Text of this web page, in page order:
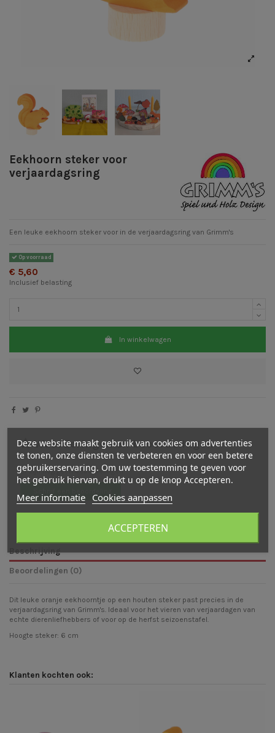
Eekhoorn steker voor
verjaardagsring
Een leuke eekhoorn steker voor in de verjaardagsring van Grimm's
Op voorraad
€ 5,60
Inclusief belasting
In winkelwagen
Waarderingen en beoordelingen
Er zijn nog geen beoordelingen
Beschrijving
Beoordelingen (0)
Dit leuke oranje eekhoorntje op een houten steker past precies in de
verjaardagsring van Grimm's. Ideaal voor het vieren van verjaardagen van
echte dierenliefhebbers of voor op de herfst seizoenstafel.
Hoogte steker: 6 cm
Klanten kochten ook:
Deze website maakt gebruik van cookies om advertenties
te tonen, onze diensten te verbeteren en voor een betere
gebruikerservaring. Om uw toestemming te geven voor
het gebruik hiervan, drukt u op de knop Accepteren.
Meer informatie Cookies aanpassen
ACCEPTEREN